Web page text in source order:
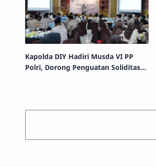
Kapolda DIY Hadiri Musda VI PP
Polri, Dorong Penguatan Soliditas